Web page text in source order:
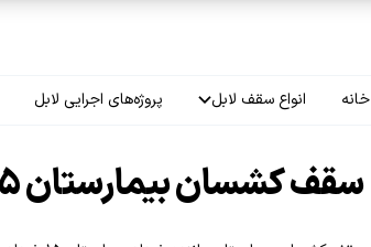
خانه انواع سقف لابل پروژه‌های اجرایی لابل
سقف کشسان بیمارستان ۱۵ خرداد